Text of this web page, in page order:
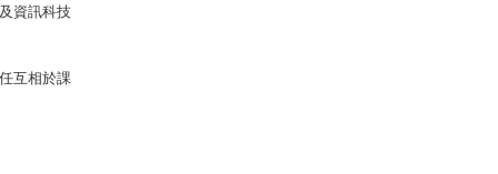
資訊科技
互相於課